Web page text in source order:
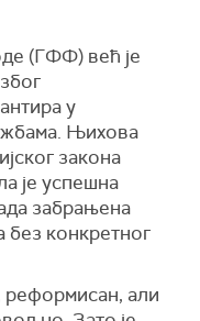
(ГФФ) већ је
у
Њихова
закона
је успешна
забрањена
без конкретног
реформисан, али